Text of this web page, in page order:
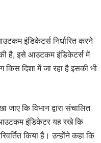
इंडिकेटर्स निर्धारित करने
की है, इसे आउटकम इंडिकेटर्स में
किस दिशा में जा रहा है इसकी भी
कि विभान द्वारा संचालित
इंडिकेटर यह रखे कि
किया है। उन्होंने कहा कि